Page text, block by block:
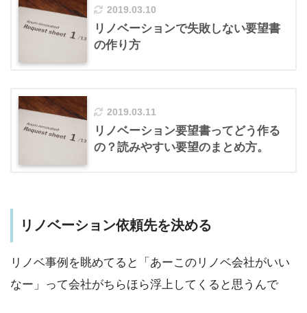
2019.03.10
リノベーションで失敗しない要望書
の作り方
2019.03.11
リノベーション要望書ってどう作る
の？読みやすい要望のまとめ方。
リノベーション依頼先を決める
リノベ事例を眺めてると「あーこのリノベ会社がいい
なー」って会社がちらほら浮上してくると思うんで